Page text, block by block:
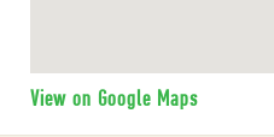
View on Google Maps